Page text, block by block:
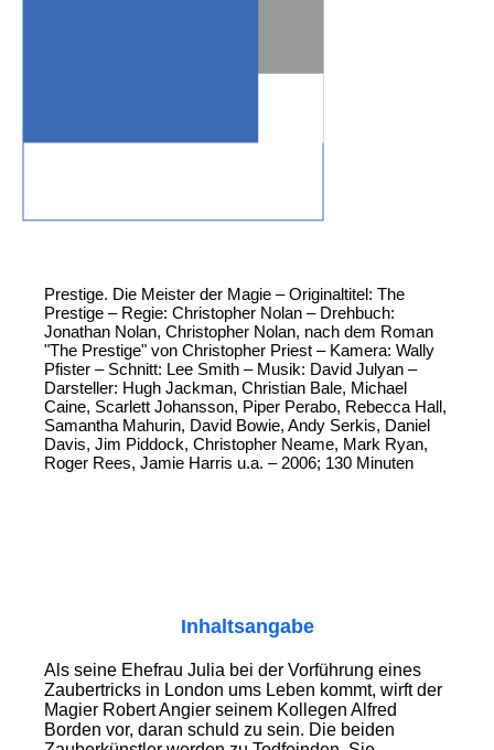
Prestige. Die Meister der Magie – Originaltitel: The
Prestige – Regie: Christopher Nolan – Drehbuch:
Jonathan Nolan, Christopher Nolan, nach dem Roman
"The Prestige" von Christopher Priest – Kamera: Wally
Pfister – Schnitt: Lee Smith – Musik: David Julyan –
Darsteller: Hugh Jackman, Christian Bale, Michael
Caine, Scarlett Johansson, Piper Perabo, Rebecca Hall,
Samantha Mahurin, David Bowie, Andy Serkis, Daniel
Davis, Jim Piddock, Christopher Neame, Mark Ryan,
Roger Rees, Jamie Harris u.a. – 2006; 130 Minuten
Inhaltsangabe
Als seine Ehefrau Julia bei der Vorführung eines
Zaubertricks in London ums Leben kommt, wirft der
Magier Robert Angier seinem Kollegen Alfred
Borden vor, daran schuld zu sein. Die beiden